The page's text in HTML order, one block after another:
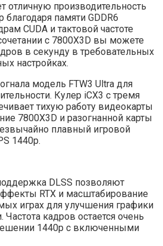
отличную производительность
памяти GDDR6
CUDA и тактовой частоте
с 7800X3D вы можете
в секунду в требовательных
настройках.
модель FTW3 Ultra для
Кулер iCX3 с тремя
тихую работу видеокарты
7800X3D и разогнанной карты
плавный игровой
1440p.
DLSS позволяют
RTX и масштабирование
играх для улучшения графики
Частота кадров остается очень
1440p с включенными